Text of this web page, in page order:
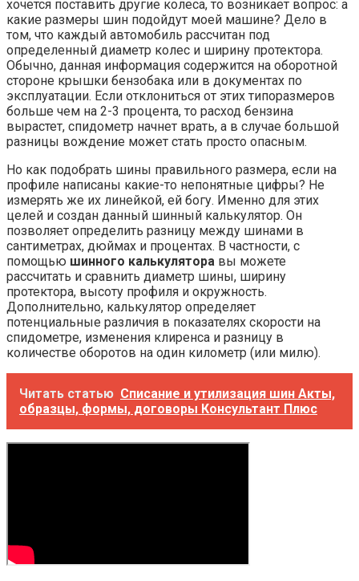
хочется поставить другие колеса, то возникает вопрос: а
какие размеры шин подойдут моей машине? Дело в
том, что каждый автомобиль рассчитан под
определенный диаметр колес и ширину протектора.
Обычно, данная информация содержится на оборотной
стороне крышки бензобака или в документах по
эксплуатации. Если отклониться от этих типоразмеров
больше чем на 2-3 процента, то расход бензина
вырастет, спидометр начнет врать, а в случае большой
разницы вождение может стать просто опасным.
Но как подобрать шины правильного размера, если на
профиле написаны какие-то непонятные цифры? Не
измерять же их линейкой, ей богу. Именно для этих
целей и создан данный шинный калькулятор. Он
позволяет определить разницу между шинами в
сантиметрах, дюймах и процентах. В частности, с
помощью шинного калькулятора вы можете
рассчитать и сравнить диаметр шины, ширину
протектора, высоту профиля и окружность.
Дополнительно, калькулятор определяет
потенциальные различия в показателях скорости на
спидометре, изменения клиренса и разницу в
количестве оборотов на один километр (или милю).
Читать статью Списание и утилизация шин Акты,
образцы, формы, договоры Консультант Плюс